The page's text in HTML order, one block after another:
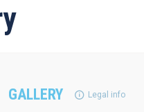
GALLERY Legal info